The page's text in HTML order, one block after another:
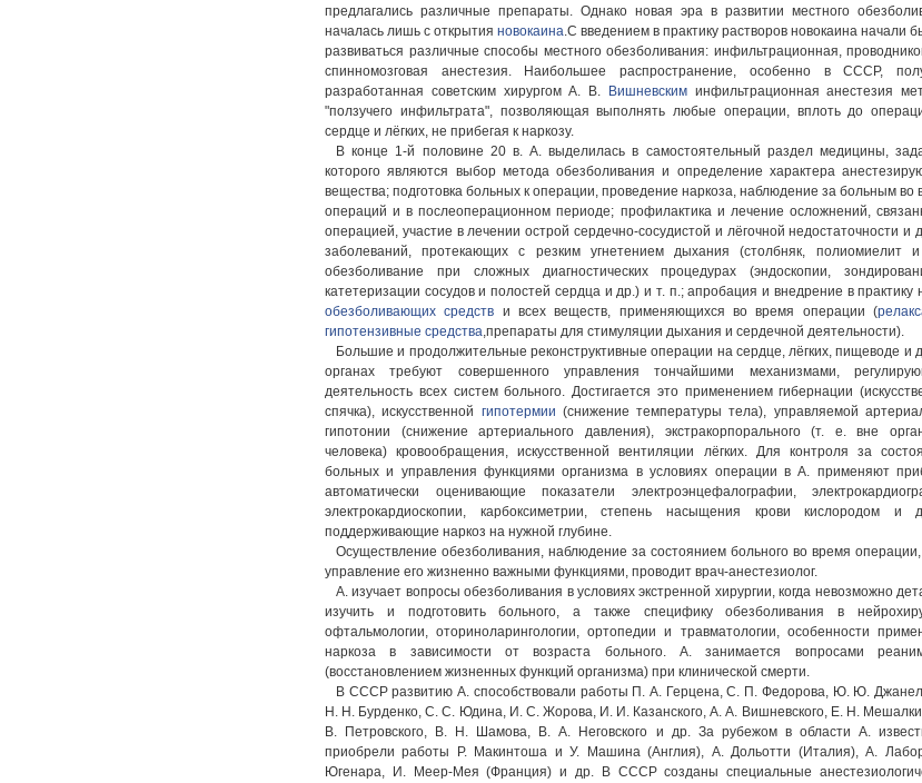
предлагались различные препараты. Однако новая эра в развитии местного
началась лишь с открытия новокаина.С введением в практику растворов новокаина начали
развиваться различные способы местного обезболивания: инфильтрационная,
спинномозговая анестезия. Наибольшее распространение, особенно в СССР,
разработанная советским хирургом А. В.
Вишневскиминфильтрационная анестезия
"ползучего инфильтрата", позволяющая выполнять любые операции, вплоть до
сердце и лёгких, не прибегая к наркозу.
В конце 1-й половине 20 в. А. выделилась в самостоятельный раздел медицины,
которого являются выбор метода обезболивания и определение характера
вещества; подготовка больных к операции, проведение наркоза, наблюдение за больным во
операций и в послеоперационном периоде; профилактика и лечение осложнений,
операцией, участие в лечении острой сердечно-сосудистой и лёгочной недостаточности и
заболеваний, протекающих с резким угнетением дыхания (столбняк, полиомиелит
обезболивание при сложных диагностических процедурах (эндоскопии,
катетеризации сосудов и полостей сердца и др.) и т. п.; апробация и внедрение в практику
обезболивающих средств и всех веществ, применяющихся во время операции (
гипотензивные средства,препараты для стимуляции дыхания и сердечной деятельности).
Большие и продолжительные реконструктивные операции на сердце, лёгких, пищеводе и
органах требуют совершенного управления тончайшими механизмами,
деятельность всех систем больного. Достигается это применением гибернации
спячка), искусственной гипотермии (снижение температуры тела), управляемой
гипотонии (снижение артериального давления), экстракорпорального (т. е. вне
человека) кровообращения, искусственной вентиляции лёгких. Для контроля за
больных и управления функциями организма в условиях операции в А. применяют
автоматически оценивающие показатели электроэнцефалографии,
электрокардиоскопии, карбоксиметрии, степень насыщения крови кислородом и
поддерживающие наркоз на нужной глубине.
Осуществление обезболивания, наблюдение за состоянием больного во время операции,
управление его жизненно важными функциями, проводит врач-анестезиолог.
А. изучает вопросы обезболивания в условиях экстренной хирургии, когда невозможно
изучить и подготовить больного, а также специфику обезболивания в
офтальмологии, оториноларингологии, ортопедии и травматологии, особенности
наркоза в зависимости от возраста больного. А. занимается вопросами
(восстановлением жизненных функций организма) при клинической смерти.
В СССР развитию А. способствовали работы П. А. Герцена, С. П. Федорова, Ю. Ю.
Н. Н. Бурденко, С. С. Юдина, И. С. Жорова, И. И. Казанского, А. А. Вишневского, Е. Н.
В. Петровского, В. Н. Шамова, В. А. Неговского и др. За рубежом в области А.
приобрели работы Р. Макинтоша и У. Машина (Англия), А. Дольотти (Италия), А.
Югенара, И. Меер-Мея (Франция) и др. В СССР созданы специальные